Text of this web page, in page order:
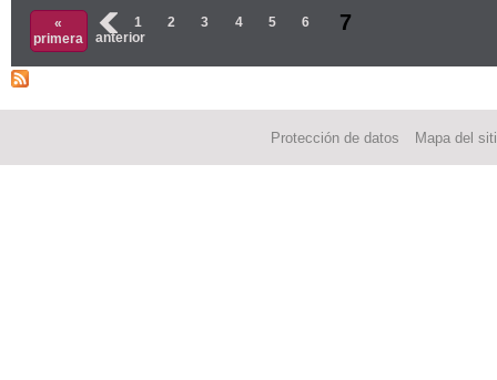
Páginas
«
primera
‹
anterior
1 2 3 4 5 6 7
Protección de datos Mapa del